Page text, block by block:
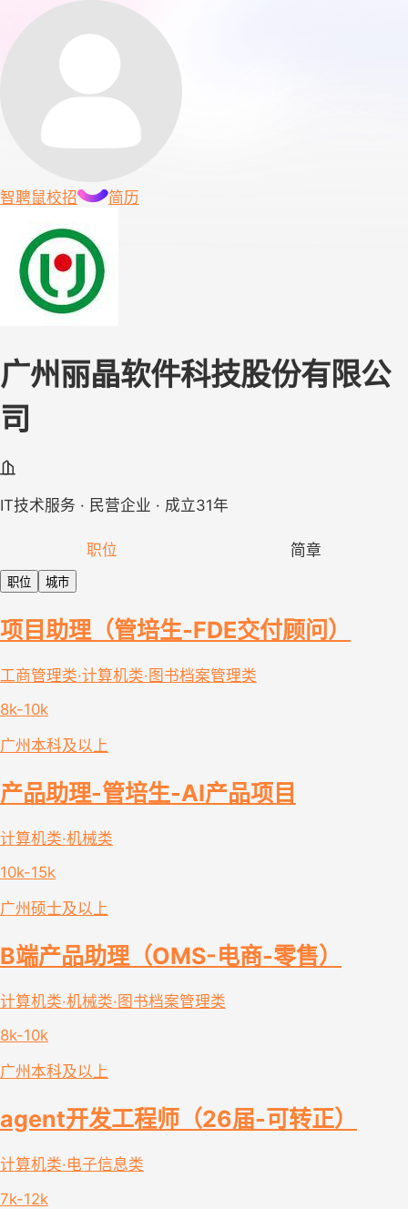
智聘鼠校招 简历
广州丽晶软件科技股份有限公
司
IT技术服务 · 民营企业 · 成立31年
职位 简章
职位 城市
项目助理（管培生-FDE交付顾问）
工商管理类·计算机类·图书档案管理类
8k-10k
广州 本科及以上
产品助理-管培生-AI产品项目
计算机类·机械类
10k-15k
广州 硕士及以上
B端产品助理（OMS-电商-零售）
计算机类·机械类·图书档案管理类
8k-10k
广州 本科及以上
agent开发工程师（26届-可转正）
计算机类·电子信息类
7k-12k